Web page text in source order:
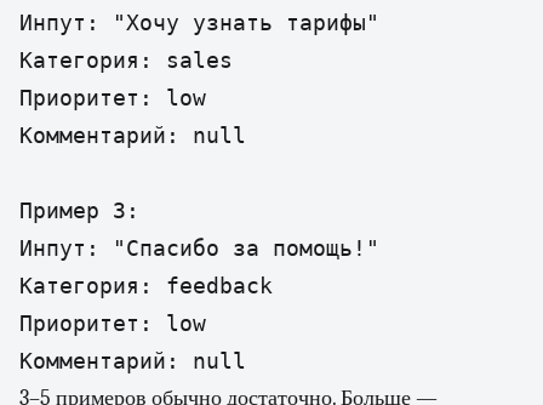
Инпут: "Хочу узнать тарифы"
Категория: sales
Приоритет: low
Комментарий: null
Пример 3:
Инпут: "Спасибо за помощь!"
Категория: feedback
Приоритет: low
Комментарий: null
3–5 примеров обычно достаточно. Больше —